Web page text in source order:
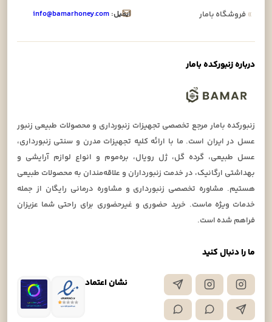
ما را دنبال کنید
نشان اعتماد
»فروشگاه بامار
ایمیل: info@bamarhoney.com
درباره زنبورکده بامار
زنبورکده بامار مرجع تخصصی تجهیزات زنبورداری و محصولات طبیعی زنبور
عسل در ایران است. ما با ارائه کلیه تجهیزات مدرن و سنتی زنبورداری،
عسل طبیعی، گرده گل، ژل رویال، بره‌موم و انواع لوازم آرایشی و
بهداشتی ارگانیک، در خدمت زنبورداران و علاقه‌مندان به محصولات طبیعی
هستیم. مشاوره تخصصی زنبورداری و مشاوره درمانی رایگان از جمله
خدمات ویژه ماست. خرید حضوری و غیرحضوری برای راحتی شما عزیزان
فراهم شده است.